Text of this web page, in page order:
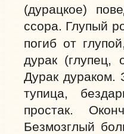
(дурацкое)
ссора. Глупый
погиб от
дурак (глупец,
Дурак дураком.
тупица,
простак.
Безмозглый